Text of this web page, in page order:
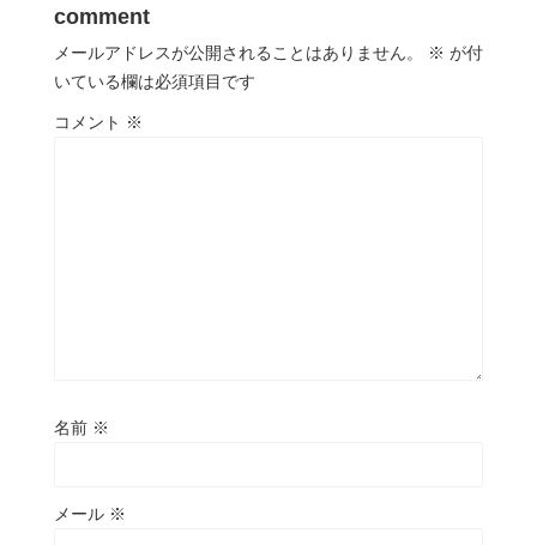
comment
メールアドレスが公開されることはありません。 ※ が付
いている欄は必須項目です
コメント ※
名前 ※
メール ※